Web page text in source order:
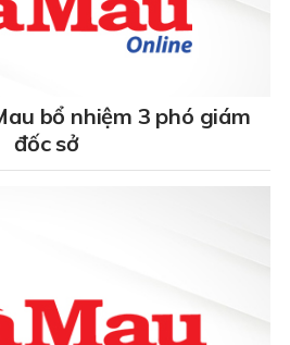
bổ nhiệm 3 phó giám
đốc sở